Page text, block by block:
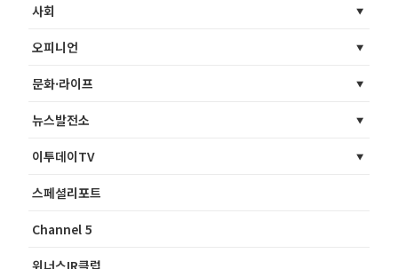
사회
오피니언
문화·라이프
뉴스발전소
이투데이TV
스페셜리포트
Channel 5
위너스IR클럽